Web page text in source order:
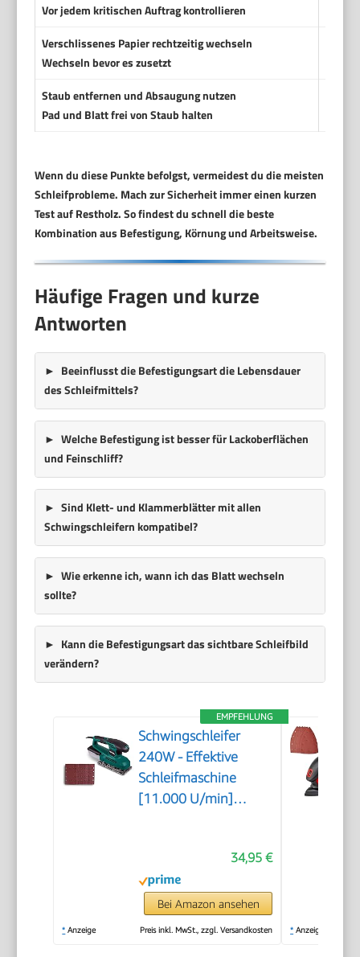
Vor jedem kritischen Auftrag kontrollieren
Verschlissenes Papier rechtzeitig wechseln
Wechseln bevor es zusetzt
Staub entfernen und Absaugung nutzen
Pad und Blatt frei von Staub halten
Wenn du diese Punkte befolgst, vermeidest du die meisten
Schleifprobleme. Mach zur Sicherheit immer einen kurzen
Test auf Restholz. So findest du schnell die beste
Kombination aus Befestigung, Körnung und Arbeitsweise.
Häufige Fragen und kurze
Antworten
Beeinflusst die Befestigungsart die Lebensdauer
des Schleifmittels?
Welche Befestigung ist besser für Lackoberflächen
und Feinschliff?
Sind Klett- und Klammerblätter mit allen
Schwingschleifern kompatibel?
Wie erkenne ich, wann ich das Blatt wechseln
sollte?
Kann die Befestigungsart das sichtbare Schleifbild
verändern?
EMPFEHLUNG
Schwingschleifer
240W - Effektive
Schleifmaschine
[11.000 U/min]
Staubsammelbehälter
& 12 Schleifpapiere
34,95 €
Bei Amazon ansehen
* Anzeige Preis inkl. MwSt., zzgl. Versandkosten * Anzeige